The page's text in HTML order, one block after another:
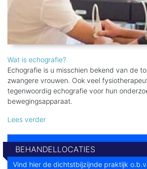
Wat is echografie?
Echografie is u misschien bekend van de
zwangere vrouwen. Ook veel
tegenwoordig echografie voor hun
bewegingsapparaat.
Lees verder
BEHANDELLOCATIES
Vind hier de dichtstbijzijnde praktijk